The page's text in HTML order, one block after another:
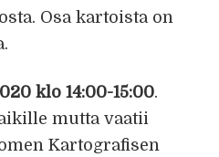
Osa kartoista on
klo 14:00-15:00.
mutta vaatii
Kartografisen